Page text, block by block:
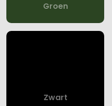
Groen
Zwart